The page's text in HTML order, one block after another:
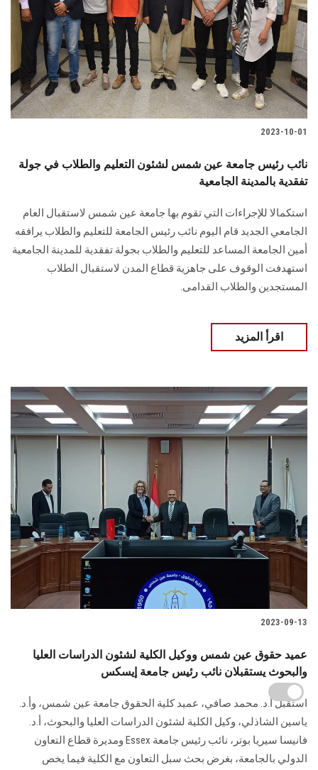
2023-10-01
نائب رئيس جامعة عين شمس لشئون التعليم والطلاب في جولة
تفقدية بالمدينة الجامعية
استكمالا للإجراءات التي تقوم بها جامعة عين شمس لاستقبال العام
الجامعي الجديد قام اليوم نائب رئيس الجامعة للتعليم والطلاب يرافقه
أمين الجامعة المساعد للتعليم والطلاب بجولة تفقدية للمدينة الجامعية
استهدفت الوقوف على جاهزية قطاع المدن لاستقبال الطلاب
المستجدين والطلاب القدامى.
اقرأ المزيد
2023-09-13
عميد حقوق عين شمس ووكيل الكلية لشئون الدراسات العليا
والبحوث يستقبلان نائب رئيس جامعة إيسكس
استقبل أ.د. محمد صافي، عميد كلية الحقوق جامعة عين شمس، وأ.د.
ياسين الشاذلي، وكيل الكلية لشئون الدراسات العليا والبحوث، أ.د.
فانيسا سيريا بوتر، نائب رئيس جامعة Essex ومديرة قطاع التعاون
الدولي بالجامعة، بغرض بحث سبل التعاون مع الكلية فيما يخص